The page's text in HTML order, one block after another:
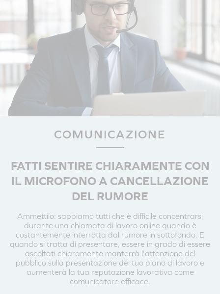
COMUNICAZIONE
FATTI SENTIRE CHIARAMENTE CON
IL MICROFONO A CANCELLAZIONE
DEL RUMORE
Ammettilo: sappiamo tutti che è difficile concentrarsi
durante una chiamata di lavoro online quando è
costantemente interrotta dal rumore in sottofondo. E
quando si tratta di presentare, essere in grado di essere
ascoltati chiaramente manterrà l'attenzione del
pubblico sulla presentazione del tuo piano di lavoro e
aumenterà la tua reputazione lavorativa come
comunicatore efficace.